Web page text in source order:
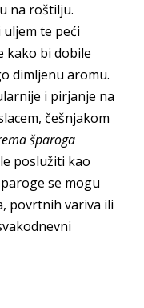
na roštilju.
te peći
kako bi dobile
dimljenu aromu.
i pirjanje na
češnjakom
šparoga
poslužiti kao
se mogu
povrtnih variva ili